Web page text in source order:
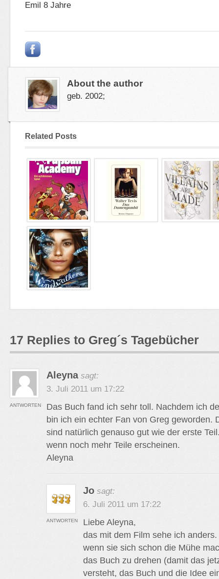
Emil 8 Jahre
About the author
geb. 2002;
Related Posts
17 Replies to Greg´s Tagebücher
Aleyna sagt:
3. Juli 2011 um 17:22
Das Buch fand ich sehr toll. Nachdem ich
bin ich ein echter Fan von Greg geworden.
sind natürlich genauso gut wie der erste
wenn noch mehr Teile erscheinen.
Aleyna
ANTWORTEN
Jo sagt:
6. Juli 2011 um 17:22
Liebe Aleyna,
das mit dem Film sehe ich
wenn sie sich schon die Mühe
das Buch zu drehen (damit das
versteht, das Buch und die Idee
ANTWORTEN